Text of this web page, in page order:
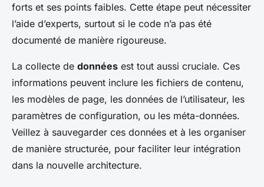
forts et ses points faibles. Cette étape peut nécessiter
l’aide d’experts, surtout si le code n’a pas été
documenté de manière rigoureuse.
La collecte de données est tout aussi cruciale. Ces
informations peuvent inclure les fichiers de contenu,
les modèles de page, les données de l’utilisateur, les
paramètres de configuration, ou les méta-données.
Veillez à sauvegarder ces données et à les organiser
de manière structurée, pour faciliter leur intégration
dans la nouvelle architecture.